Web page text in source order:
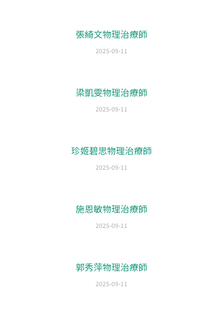
張綺文物理治療師
2025-09-11
梁凱雯物理治療師
2025-09-11
珍姬碧思物理治療師
2025-09-11
施恩敏物理治療師
2025-09-11
郭秀萍物理治療師
2025-09-11